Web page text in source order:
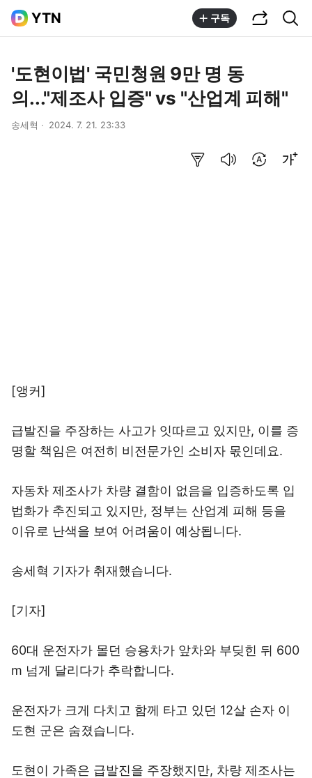
YTN 구독
'도현이법' 국민청원 9만 명 동
의..."제조사 입증" vs "산업계 피해"
송세혁 2024. 7. 21. 23:33
[앵커]
급발진을 주장하는 사고가 잇따르고 있지만, 이를 증
명할 책임은 여전히 비전문가인 소비자 몫인데요.
자동차 제조사가 차량 결함이 없음을 입증하도록 입
법화가 추진되고 있지만, 정부는 산업계 피해 등을
이유로 난색을 보여 어려움이 예상됩니다.
송세혁 기자가 취재했습니다.
[기자]
60대 운전자가 몰던 승용차가 앞차와 부딪힌 뒤 600
m 넘게 달리다가 추락합니다.
운전자가 크게 다치고 함께 타고 있던 12살 손자 이
도현 군은 숨졌습니다.
도현이 가족은 급발진을 주장했지만, 차량 제조사는